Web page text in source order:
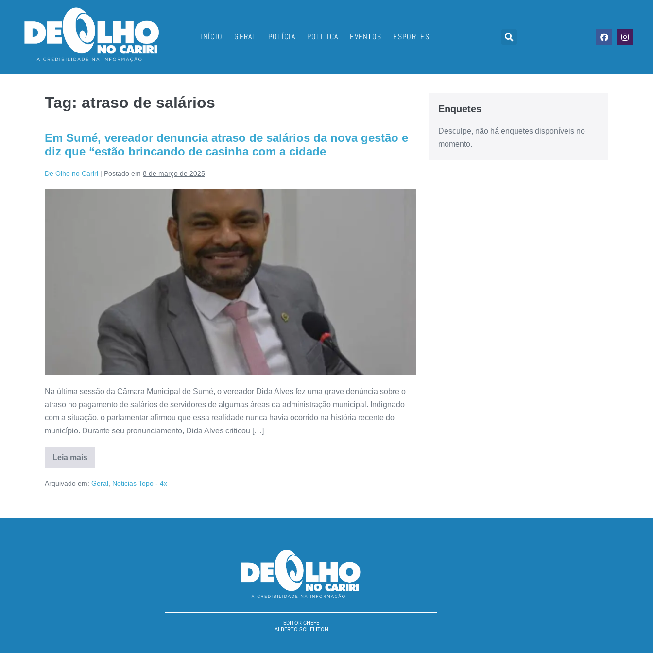
INÍCIO GERAL POLÍCIA POLITICA EVENTOS ESPORTES
Tag: atraso de salários
Em Sumé, vereador denuncia atraso de salários da nova gestão e
diz que “estão brincando de casinha com a cidade
De Olho no Cariri | Postado em 8 de março de 2025
Na última sessão da Câmara Municipal de Sumé, o vereador Dida Alves fez uma grave denúncia sobre o
atraso no pagamento de salários de servidores de algumas áreas da administração municipal. Indignado
com a situação, o parlamentar afirmou que essa realidade nunca havia ocorrido na história recente do
município. Durante seu pronunciamento, Dida Alves criticou […]
Leia mais
Arquivado em: Geral Noticias Topo - 4x
Enquetes
Desculpe, não há enquetes disponíveis no
momento.
EDITOR CHEFE
ALBERTO SCHELITON